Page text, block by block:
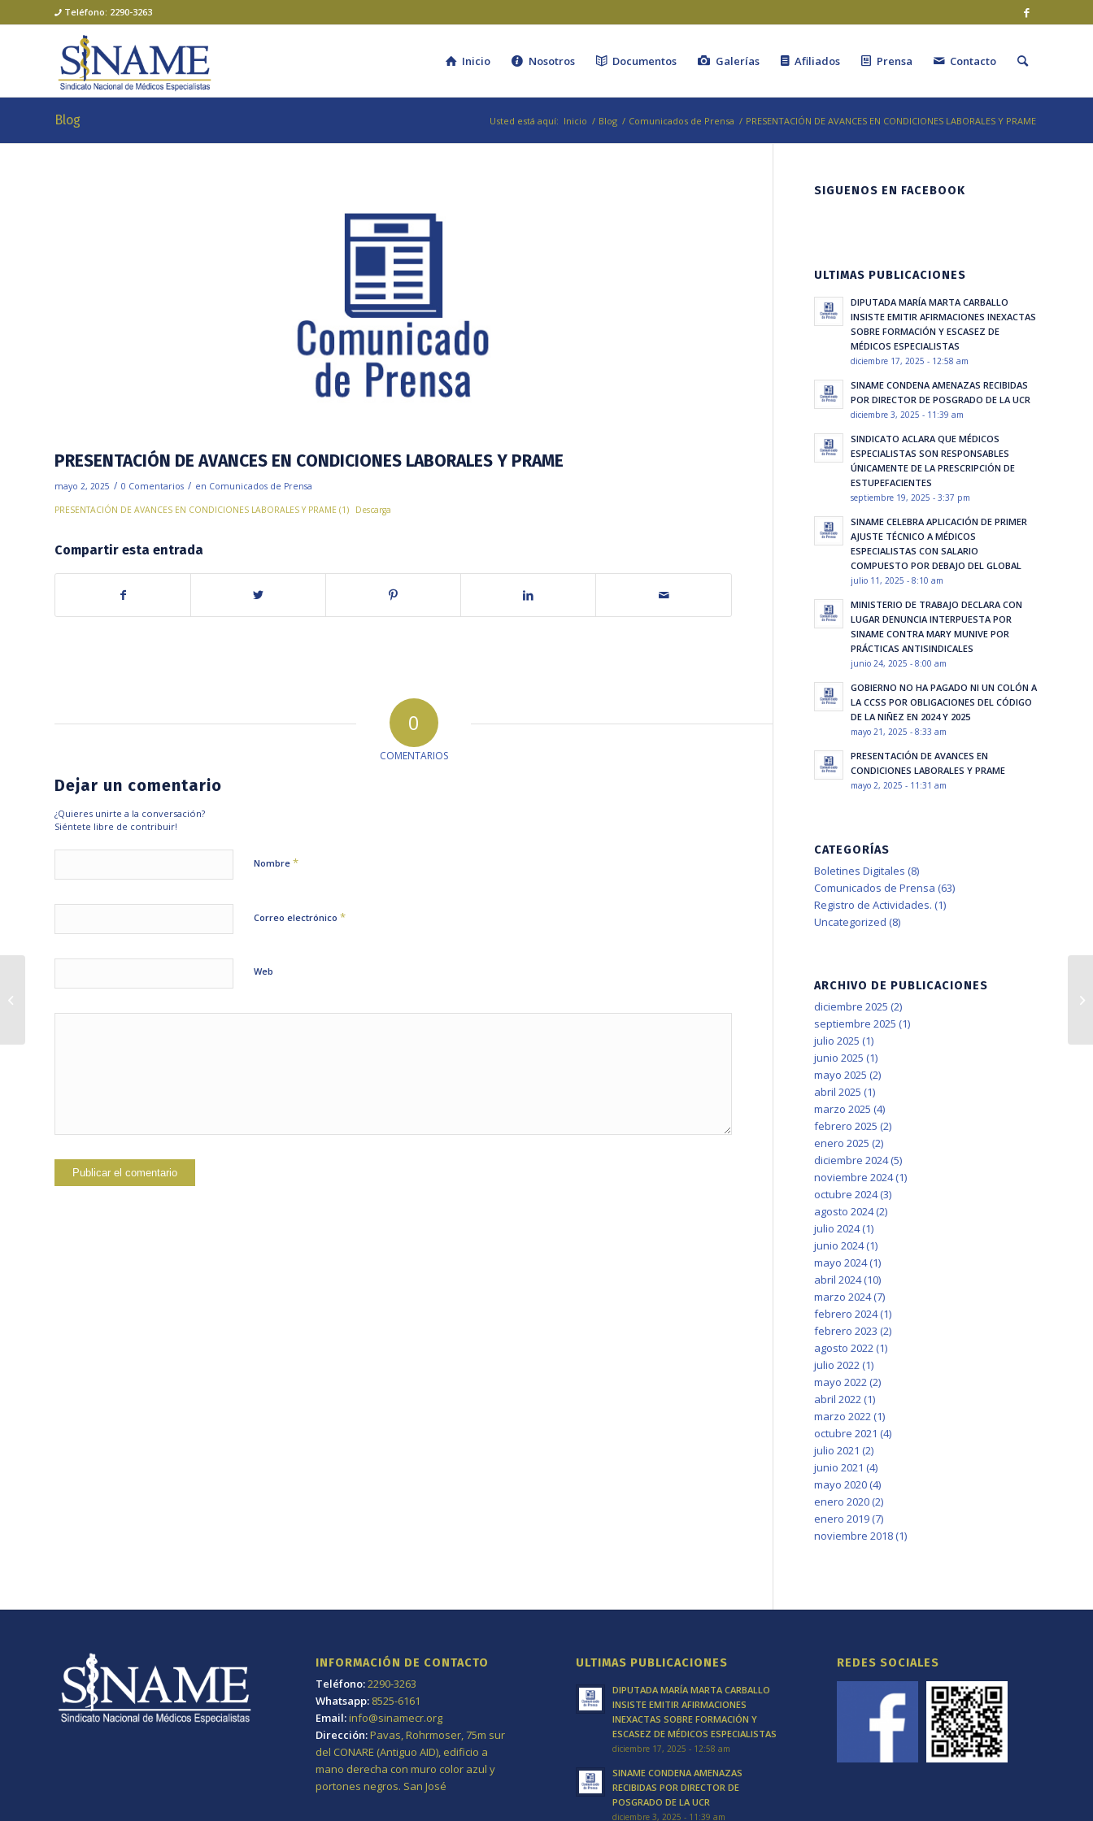
Teléfono: 2290-3263
Inicio Nosotros Documentos Galerías Afiliados Prensa Contacto
Blog Usted está aquí: Inicio / Blog / Comunicados de Prensa / PRESENTACIÓN DE AVANCES EN CONDICIONES LABORALES Y PRAME
PRESENTACIÓN DE AVANCES EN CONDICIONES LABORALES Y PRAME
mayo 2, 2025 / 0 Comentarios / en Comunicados de Prensa
PRESENTACIÓN DE AVANCES EN CONDICIONES LABORALES Y PRAME (1) Descarga
Compartir esta entrada
0
COMENTARIOS
Dejar un comentario
¿Quieres unirte a la conversación?
Siéntete libre de contribuir!
Nombre *
Correo electrónico *
Web
SIGUENOS EN FACEBOOK
ULTIMAS PUBLICACIONES
DIPUTADA MARÍA MARTA CARBALLO
INSISTE EMITIR AFIRMACIONES INEXACTAS
SOBRE FORMACIÓN Y ESCASEZ DE
MÉDICOS ESPECIALISTAS
diciembre 17, 2025 - 12:58 am
SINAME CONDENA AMENAZAS RECIBIDAS
POR DIRECTOR DE POSGRADO DE LA UCR
diciembre 3, 2025 - 11:39 am
SINDICATO ACLARA QUE MÉDICOS
ESPECIALISTAS SON RESPONSABLES
ÚNICAMENTE DE LA PRESCRIPCIÓN DE
ESTUPEFACIENTES
septiembre 19, 2025 - 3:37 pm
SINAME CELEBRA APLICACIÓN DE PRIMER
AJUSTE TÉCNICO A MÉDICOS
ESPECIALISTAS CON SALARIO
COMPUESTO POR DEBAJO DEL GLOBAL
julio 11, 2025 - 8:10 am
MINISTERIO DE TRABAJO DECLARA CON
LUGAR DENUNCIA INTERPUESTA POR
SINAME CONTRA MARY MUNIVE POR
PRÁCTICAS ANTISINDICALES
junio 24, 2025 - 8:00 am
GOBIERNO NO HA PAGADO NI UN COLÓN A
LA CCSS POR OBLIGACIONES DEL CÓDIGO
DE LA NIÑEZ EN 2024 Y 2025
mayo 21, 2025 - 8:33 am
PRESENTACIÓN DE AVANCES EN
CONDICIONES LABORALES Y PRAME
mayo 2, 2025 - 11:31 am
CATEGORÍAS
Boletines Digitales (8)
Comunicados de Prensa (63)
Registro de Actividades. (1)
Uncategorized (8)
ARCHIVO DE PUBLICACIONES
diciembre 2025 (2)
septiembre 2025 (1)
julio 2025 (1)
junio 2025 (1)
mayo 2025 (2)
abril 2025 (1)
marzo 2025 (4)
febrero 2025 (2)
enero 2025 (2)
diciembre 2024(5)
noviembre 2024(1)
octubre 2024(3)
agosto 2024(2)
julio 2024(1)
junio 2024(1)
mayo 2024(1)
abril 2024(10)
marzo 2024(7)
febrero 2024(1)
febrero 2023 (2)
agosto 2022 (1)
julio 2022 (1)
mayo 2022 (2)
abril 2022 (1)
marzo 2022 (1)
octubre 2021 (4)
julio 2021 (2)
junio 2021 (4)
mayo 2020 (4)
enero 2020 (2)
enero 2019 (7)
noviembre 2018 (1)
INFORMACIÓN DE CONTACTO
Teléfono:2290-3263
Whatsapp: 8525-6161
Email:info@sinamecr.org
Dirección:Pavas, Rohrmoser, 75m sur
del CONARE (Antiguo AID), edificio a
mano derecha con muro color azul y
portones negros. San José
ULTIMAS PUBLICACIONES
DIPUTADA MARÍA MARTA CARBALLO
INSISTE EMITIR AFIRMACIONES
INEXACTAS SOBRE FORMACIÓN Y
ESCASEZ DE MÉDICOS ESPECIALISTAS
diciembre 17, 2025 - 12:58 am
SINAME CONDENA AMENAZAS
RECIBIDAS POR DIRECTOR DE
POSGRADO DE LA UCR
diciembre 3, 2025 - 11:39 am
REDES SOCIALES
SINAME PRESENTA
QUERELLA CONTRA